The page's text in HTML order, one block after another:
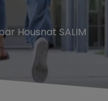
Housnat SALIM